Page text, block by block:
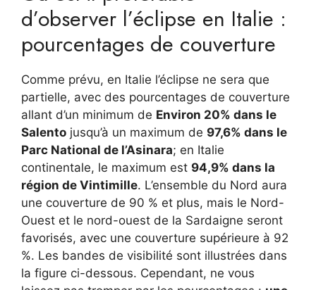
d’observer l’éclipse en Italie :
pourcentages de couverture
Comme prévu, en Italie l’éclipse ne sera que
partielle, avec des pourcentages de couverture
allant d’un minimum de Environ 20% dans le
Salento jusqu’à un maximum de 97,6% dans le
Parc National de l’Asinara; en Italie
continentale, le maximum est 94,9% dans la
région de Vintimille. L’ensemble du Nord aura
une couverture de 90 % et plus, mais le Nord-
Ouest et le nord-ouest de la Sardaigne seront
favorisés, avec une couverture supérieure à 92
%. Les bandes de visibilité sont illustrées dans
la figure ci-dessous. Cependant, ne vous